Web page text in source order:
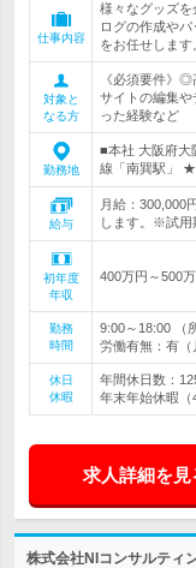
仕事内容
様々なグッズを
ログの作成や
をお任せします
対象と
なる方
《必須要件》
サイトの編集
った経験など
勤務地
■本社 大阪府大
線「南巽駅」
給与
月給：300,000
します。※試用
初年度
年収
400万円～500
勤務
時間
9:00～18:00 （
労働有無：有（
休日
休暇
年間休日数：
年末年始休暇（
求人詳細を見
株式会社NIコンサルティ